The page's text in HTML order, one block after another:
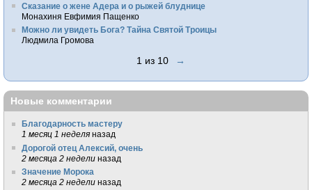
Сказание о жене Адера и о рыжей блуднице
Монахиня Евфимия Пащенко
Можно ли увидеть Бога? Тайна Святой Троицы
Людмила Громова
1 из 10 →
Новые комментарии
Благодарность мастеру
1 месяц 1 неделя назад
Дорогой отец Алексий, очень
2 месяца 2 недели назад
Значение Морока
2 месяца 2 недели назад